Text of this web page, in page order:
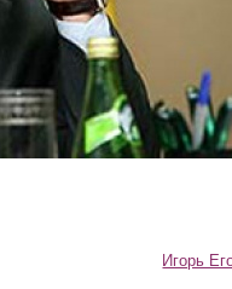
Игорь